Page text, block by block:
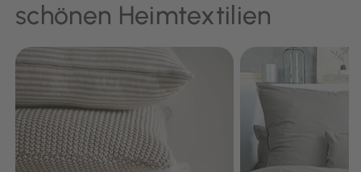
schönen Heimtextilien